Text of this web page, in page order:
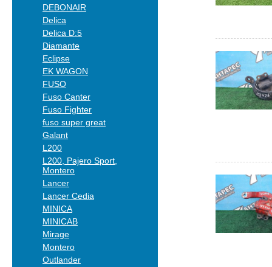
DEBONAIR
Delica
Delica D:5
Diamante
Eclipse
EK WAGON
FUSO
Fuso Canter
Fuso Fighter
fuso super great
Galant
L200
L200, Pajero Sport,
Montero
Lancer
Lancer Cedia
MINICA
MINICAB
Mirage
Montero
Outlander